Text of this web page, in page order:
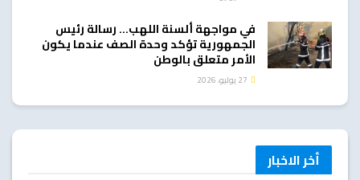
في مواجهة ألسنة اللهب… رسالة رئيس
الجمهورية تؤكد وحدة الصف عندما يكون
الأمر متعلق بالوطن
أخر الاخبار